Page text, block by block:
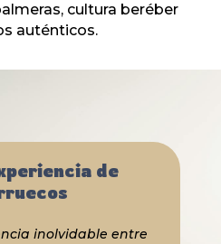
cultura beréber
auténticos.
de
inolvidable entre